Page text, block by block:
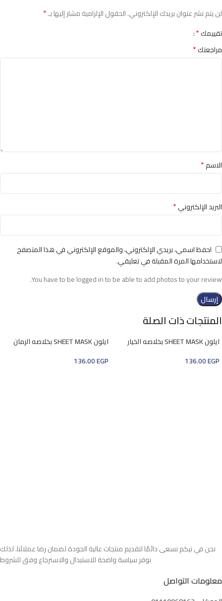
لن يتم نشر عنوان بريدك الإلكتروني.الحقول الإلزامية مشار إليها بـ*
تقييمك*
مراجعتك*
الاسم*
البريد الإلكتروني*
احفظ اسمي، بريدي الإلكتروني، والموقع الإلكتروني في هذا المتصفح
لاستخدامها المرة المقبلة في تعليقي.
You have to be logged in to be able to add photos to your review.
المنتجات ذات الصلة
ايلون SHEET MASK بخلاصه الخيار
136.00EGP
ايلون SHEET MASK بخلاصه الرمان
136.00EGP
نحن في نيكم نسعى دائمًا لتقديم منتجات عالية الجودة لضمان رضا عملائنا. لذلك
نوفر سياسة واضحة للاستبدال والاسترجاع وفق للشروط
معلومات التواصل